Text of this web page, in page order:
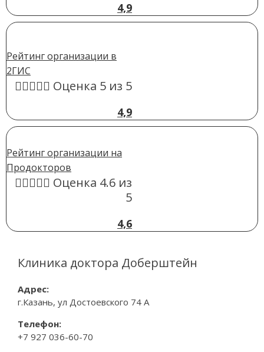
4,9
Рейтинг организации в
2ГИС
 Оценка 5 из 5
4,9
Рейтинг организации на
Продокторов
 Оценка 4.6 из
5
4,6
Клиника доктора Доберштейн
Адрес:
г.Казань, ул Достоевского 74 А
Телефон:
+7 927 036-60-70